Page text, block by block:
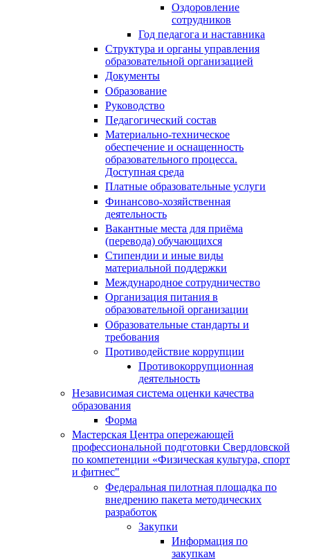
Оздоровление
сотрудников
Год педагога и наставника
Структура и органы управления
образовательной организацией
Документы
Образование
Руководство
Педагогический состав
Материально-техническое
обеспечение и оснащенность
образовательного процесса.
Доступная среда
Платные образовательные услуги
Финансово-хозяйственная
деятельность
Вакантные места для приёма
(перевода) обучающихся
Стипендии и иные виды
материальной поддержки
Международное сотрудничество
Организация питания в
образовательной организации
Образовательные стандарты и
требования
Противодействие коррупции
Противокоррупционная
деятельность
Независимая система оценки качества
образования
Форма
Мастерская Центра опережающей
профессиональной подготовки Свердловской
по компетенции «Физическая культура, спорт
и фитнес"
Федеральная пилотная площадка по
внедрению пакета методических
разработок
Закупки
Информация по
закупкам